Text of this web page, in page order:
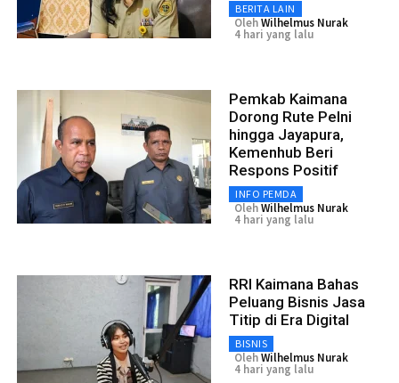
BERITA LAIN
OlehWilhelmus Nurak
4 hari yang lalu
Pemkab Kaimana
Dorong Rute Pelni
hingga Jayapura,
Kemenhub Beri
Respons Positif
INFO PEMDA
OlehWilhelmus Nurak
4 hari yang lalu
RRI Kaimana Bahas
Peluang Bisnis Jasa
Titip di Era Digital
BISNIS
OlehWilhelmus Nurak
4 hari yang lalu